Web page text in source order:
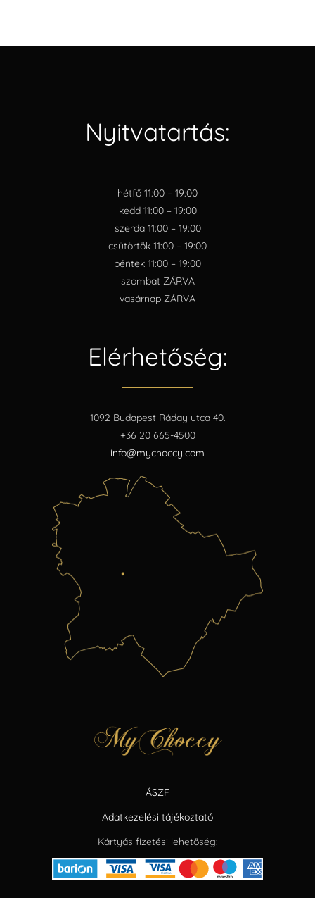
Nyitvatartás:
hétfő 11:00 – 19:00
kedd 11:00 – 19:00
szerda 11:00 – 19:00
csütörtök 11:00 – 19:00
péntek 11:00 – 19:00
szombat ZÁRVA
vasárnap ZÁRVA
Elérhetőség:
1092 Budapest Ráday utca 40.
+36 20 665-4500
info@mychoccy.com
ÁSZF
Adatkezelési tájékoztató
Kártyás fizetési lehetőség: